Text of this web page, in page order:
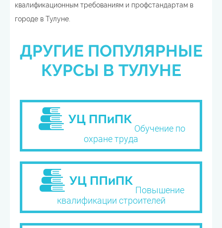
квалификационным требованиям и профстандартам в
городе в Тулуне.
ДРУГИЕ ПОПУЛЯРНЫЕ
КУРСЫ В ТУЛУНЕ
Обучение по
охране труда
Повышение
квалификации строителей